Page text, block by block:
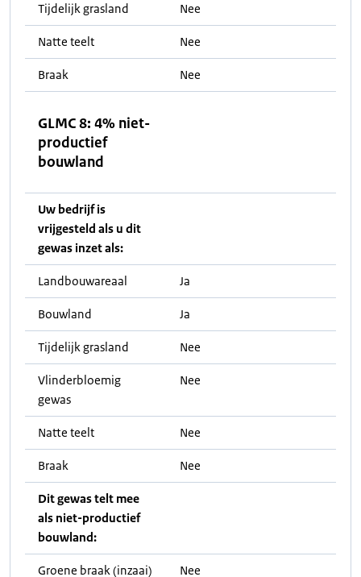
Tijdelijk grasland Nee
Natte teelt Nee
Braak Nee
GLMC 8: 4% niet-
productief
bouwland
Uw bedrijf is
vrijgesteld als u dit
gewas inzet als:
Landbouwareaal Ja
Bouwland Ja
Tijdelijk grasland Nee
Vlinderbloemig
gewas
Nee
Natte teelt Nee
Braak Nee
Dit gewas telt mee
als niet-productief
bouwland:
Groene braak (inzaai) Nee